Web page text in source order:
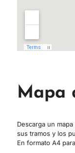
Mapa
Descarga un
sus tramos y los
En formato A4